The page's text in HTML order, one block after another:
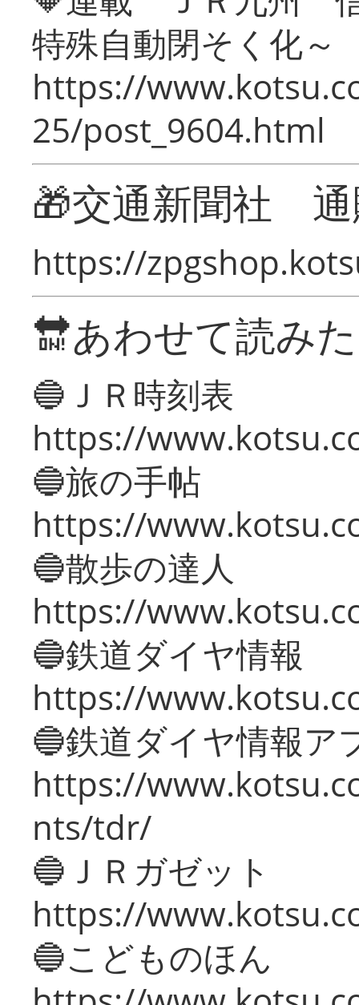
特殊自動閉そく化～
https://
25/post_9604.html
🎁交通新聞社
https://
🔛あわせて読み
🔵ＪＲ時刻表
https://
🔵旅の手帖
https://
🔵散歩の達人
https://
🔵鉄道ダイヤ情報
https://
🔵鉄道ダイヤ情報ア
https://
nts/tdr/
🔵ＪＲガゼット
https://
🔵こどものほん